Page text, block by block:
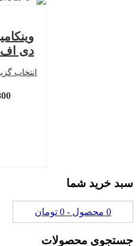
وینکامین
دی اف
انتخاب گزینه ها
385,800
خرید شما
0 تومان
محصولات